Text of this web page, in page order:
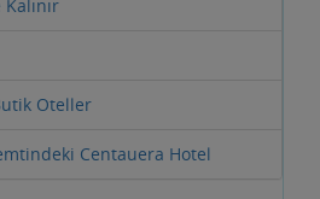
Oteller
Centauera Hotel